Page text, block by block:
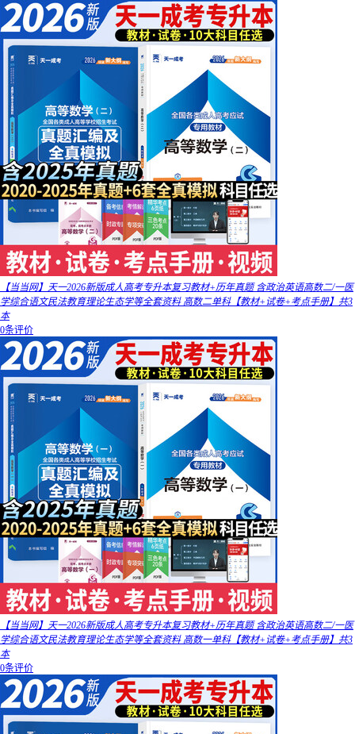
【当当网】天一2026新版成人高考专升本复习教材+历年真题 含政治英语高数二/一医
学综合语文民法教育理论生态学等全套资料 高数二单科【教材+试卷+考点手册】共3
本
0条评价
【当当网】天一2026新版成人高考专升本复习教材+历年真题 含政治英语高数二/一医
学综合语文民法教育理论生态学等全套资料 高数一单科【教材+试卷+考点手册】共3
本
0条评价